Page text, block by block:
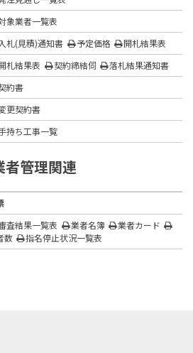
象業者一覧表
入札(見積)通知書 予定価格
開札結果表
札結果表 契約締結伺
落札結果通知書
約書
更契約書
持ち工事一覧
者管理関連
査結果一覧表 業者名簿
業者カード
数
指名停止状況一覧表